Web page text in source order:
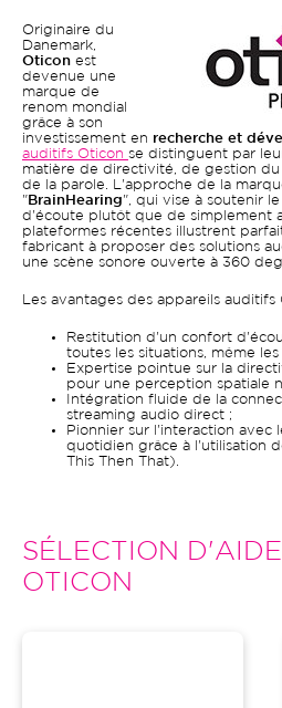
Originaire du
Danemark,
Oticon est
devenue une
marque de
renom mondial
grâce à son
investissement en recherche et
auditifs Oticon se distinguent par
matière de directivité, de gestion
de la parole. L'approche de la
" BrainHearing", qui vise à soutenir
d'écoute plutôt que de simplement
plateformes récentes illustrent
fabricant à proposer des solutions
une scène sonore ouverte à 360
Les avantages des appareils auditifs
Restitution d'un confort
toutes les situations, même
Expertise pointue sur la
pour une perception spatiale
Intégration fluide de la
streaming audio direct ;
Pionnier sur l'interaction avec
quotidien grâce à l'utilisation
This Then That).
SÉLECTION
OTICON